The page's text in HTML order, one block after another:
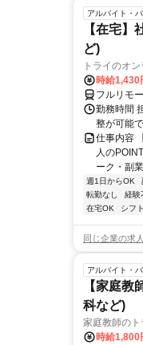
アルバイト・
【在宅
ど)
トライのオ
時給1,430
フルリモ
勤務時間
整が可能で
仕事内容
人の
ーク・副
週1日からOK
転勤なし
経験
在宅OK
シフ
同じ企業の求人
アルバイト・
【家庭
科など)
家庭教師の
時給1,800